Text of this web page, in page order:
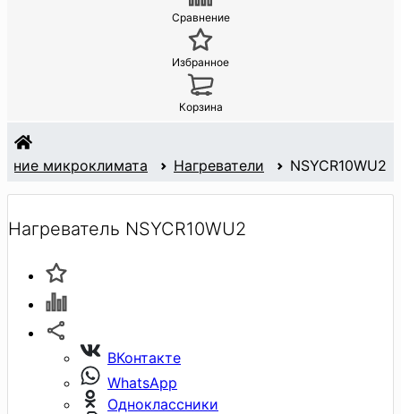
Сравнение
Избранное
Корзина
микроклимата Нагреватели NSYCR10WU2
Нагреватель NSYCR10WU2
ВКонтакте
WhatsApp
Одноклассники